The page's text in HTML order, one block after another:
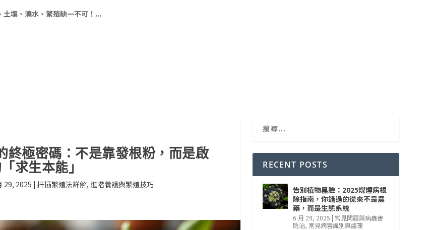
壤、澆水、繁殖缺一不可！...
終極密碼：不是靠發根粉，而是啟
求生本能」
29, 2025 |扦插繁殖法詳解,進階養護與繁殖技巧
RECENT POSTS
告別植物黑臉：2025煤煙病根
除指南，你錯過的從來不是農
藥，而是生態系統
6 月 29, 2025 | 常見問題與病蟲害
防治, 常見病害識別與處理